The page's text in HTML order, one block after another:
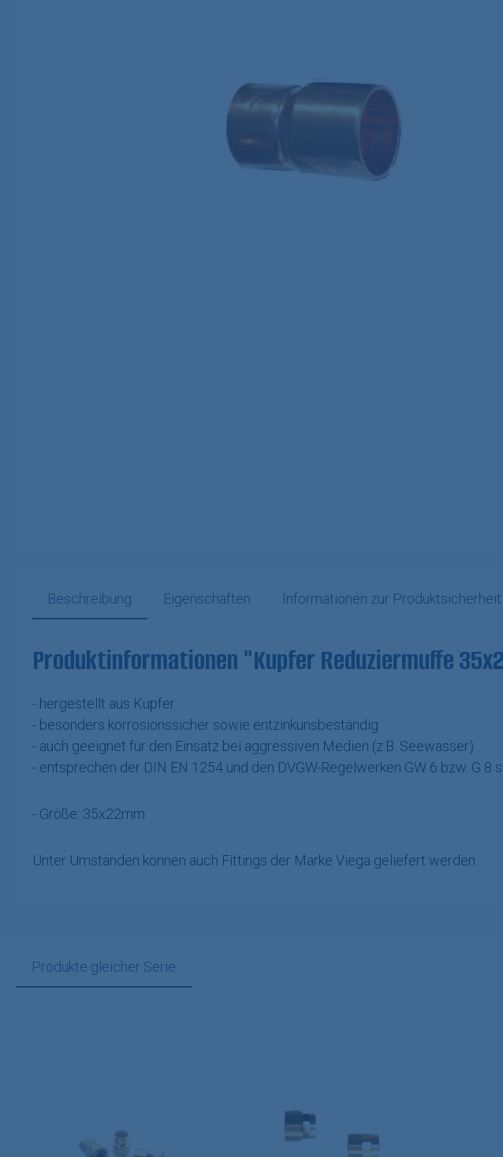
Beschreibung Eigenschaften Informationen zur Produktsicherheit
Produktinformationen "Kupfer Reduziermuffe
- hergestellt aus Kupfer
- besonders korrosionssicher sowie entzinkunsbeständig
- auch geeignet für den Einsatz bei aggressiven Medien (z.B. Seewasser)
- entsprechen der DIN EN 1254 und den DVGW-Regelwerken GW 6 bzw. G 8
- Größe: 35x22mm
Unter Umständen können auch Fittings der Marke Viega geliefert werden.
Produkte gleicher Serie